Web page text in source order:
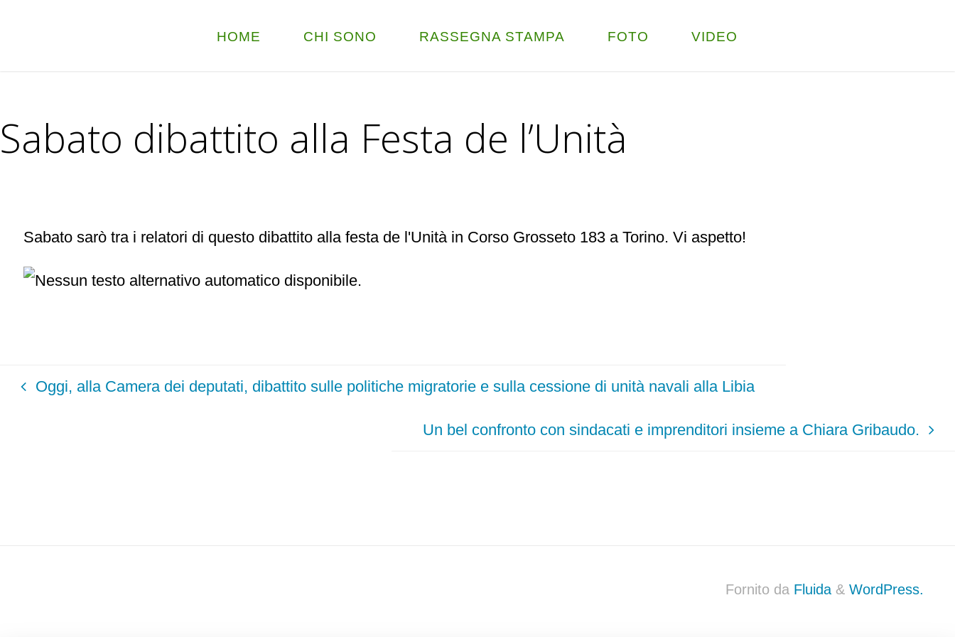
HOME CHI SONO RASSEGNA STAMPA FOTO VIDEO
Sabato dibattito alla Festa de l’Unità
Sabato sarò tra i relatori di questo dibattito alla festa de l'Unità in Corso Grosseto 183 a Torino. Vi aspetto!
Oggi, alla Camera dei deputati, dibattito sulle politiche migratorie e sulla cessione di unità navali alla Libia
Un bel confronto con sindacati e imprenditori insieme a Chiara Gribaudo.
Fornito da Fluida & WordPress.